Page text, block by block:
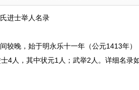
士举人名录
晚，始于明永乐十一年（公元1413年）
4人，其中状元1人；武举2人。详细名录